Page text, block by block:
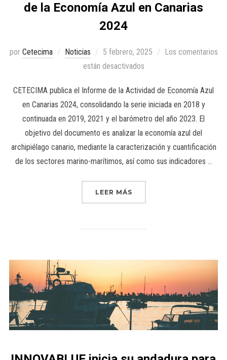
de la Economía Azul en Canarias
2024
por Cetecima Noticias 5 febrero, 2025
Los comentarios
están desactivados
CETECIMA publica el Informe de la Actividad de Economía Azul
en Canarias 2024, consolidando la serie iniciada en 2018 y
continuada en 2019, 2021 y el barómetro del año 2023. El
objetivo del documento es analizar la economía azul del
archipiélago canario, mediante la caracterización y cuantificación
de los sectores marino-marítimos, así como sus indicadores …
LEER MÁS